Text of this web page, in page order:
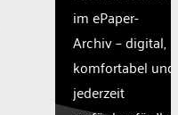
im ePaper-
Archiv – digital,
komfortabel und
jederzeit